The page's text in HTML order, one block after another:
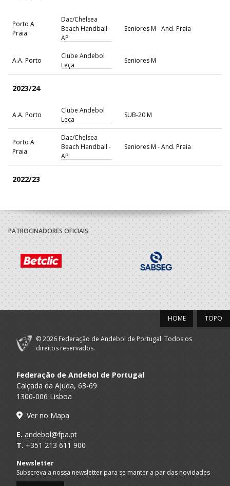
Porto A
Praia
Dac/Chelsea
Beach Handball -
AP
Seniores M - And. Praia
A.A. Porto
Clube Andebol
Leça
Seniores M
2023/24
A.A. Porto
Clube Andebol
Leça
SUB-20 M
Porto A
Praia
Dac/Chelsea
Beach Handball -
AP
Seniores M - And. Praia
2022/23
Clube
Porto A
Praia
Dac/Chelsea
Beach Handball -
AP
Seniores M - And. Praia
2021/22
A.A. Porto
Boavista Futebol
Clube
SUB-18 M / SUB-20 M
A.A. Porto
Boavista Futebol
2019/20
Boavista Futebol
2018/19
A.A. Porto
PATROCINADORES OFICIAIS
TOPO
HOME
© 2026 Federação de Andebol de Portugal. Todos os
direitos reservados.
Federação de Andebol de Portugal
Calçada da Ajuda, 63-69
1300-006 Lisboa
Ver no Mapa
E. andebol@fpa.pt
T. +351 213 611 900
Newsletter
Subscreva a nossa newsletter para se manter a par das novidades